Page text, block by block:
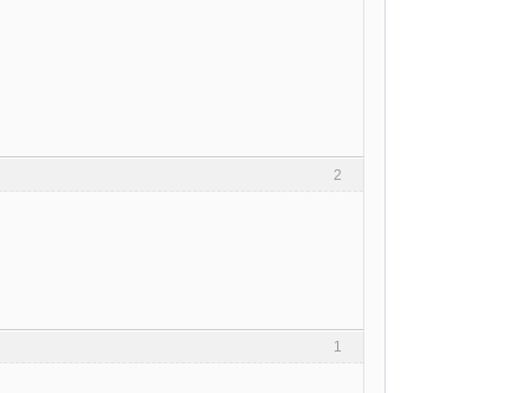
2
1